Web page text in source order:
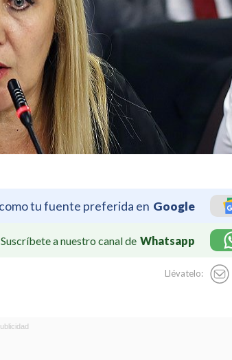
tu fuente preferida en Google
Suscríbete a nuestro canal de Whatsapp
Llévatelo: